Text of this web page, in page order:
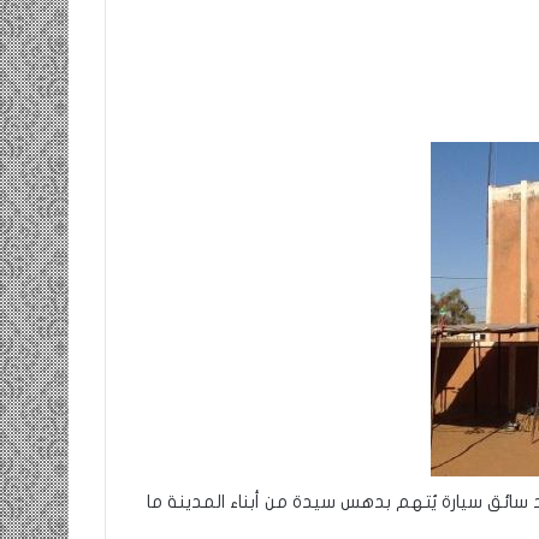
سيارة يُتهم بدهس سيدة من أبناء المدينة ما
…/ بين
المغاضبين
ومضة…./ بومديد…..صرخة استغاثة..